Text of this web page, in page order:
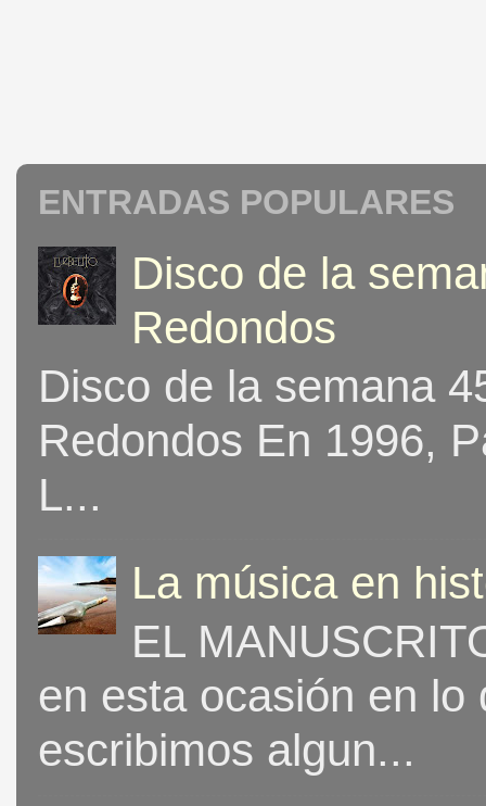
ENTRADAS POPULARES
Disco de la
Redondos
Disco de la semana
Redondos En 1996,
L...
La música en
EL
en esta ocasión en
escribimos algun...